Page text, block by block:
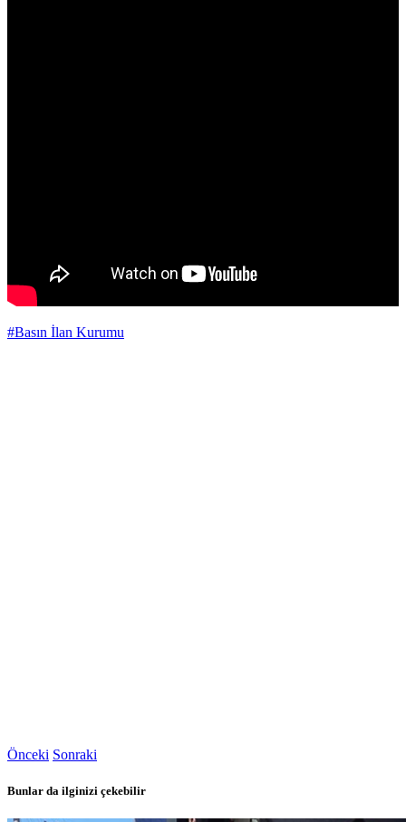
#Basın İlan Kurumu
Önceki Sonraki
Bunlar da ilginizi çekebilir